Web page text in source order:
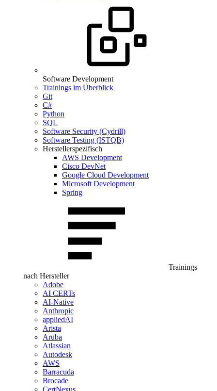
Software Development
Trainings im Überblick
Git
C#
Python
SQL
Software Security (Cydrill)
Software Testing (ISTQB)
Herstellerspezifisch
AWS Development
Cisco DevNet
Google Cloud Development
Microsoft Development
Spring
Trainings
nach Hersteller
Adobe
AI CERTs
AI-Native
Anthropic
appliedAI
Arista
Aruba
Atlassian
Autodesk
AWS
Barracuda
Brocade
CertNexus